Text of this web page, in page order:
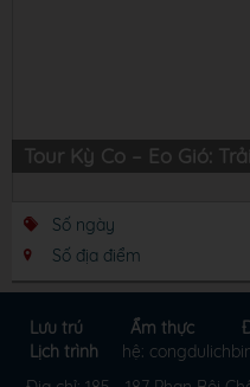
Số ngày
Số địa điểm
Lưu trú Ẩm thực
Lịch trình
hệ: